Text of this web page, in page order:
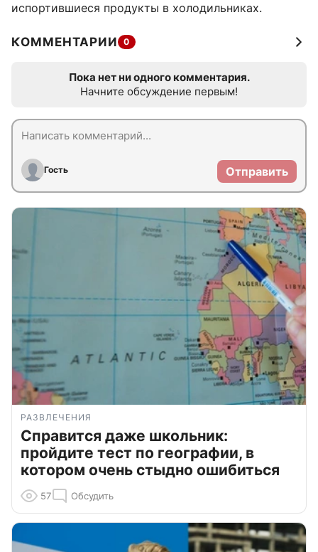
испортившиеся продукты в холодильниках.
КОММЕНТАРИИ 0
Пока нет ни одного комментария.
Начните обсуждение первым!
Гость Отправить
РАЗВЛЕЧЕНИЯ
Справится даже школьник:
пройдите тест по географии, в
котором очень стыдно ошибиться
57 Обсудить